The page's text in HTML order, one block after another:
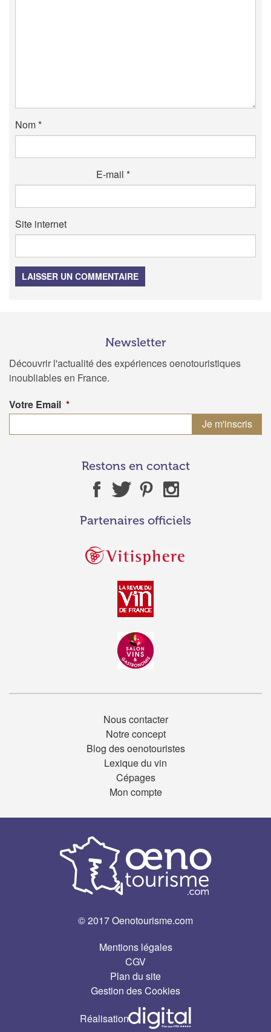
Nom*
E-mail *
Site internet
LAISSER UN COMMENTAIRE
Newsletter
Découvrir l'actualité des expériences oenotouristiques
inoubliables en France.
Votre Email *
Restons en contact
Partenaires officiels
Nous contacter
Notre concept
Blog des oenotouristes
Lexique du vin
Cépages
Mon compte
© 2017 Oenotourisme.com
Réalisation
Mentions légales
CGV
Plan du site
Gestion des Cookies